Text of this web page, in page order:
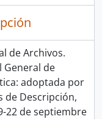
de Archivos.
de
adoptada por
de Descripción,
22 de septiembre